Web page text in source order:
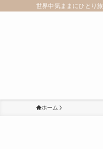
世界中気ままにひとり旅
ホーム